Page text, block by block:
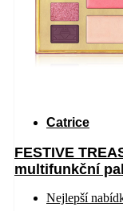
Catrice
FESTIVE
multifunkční
Nejlepší